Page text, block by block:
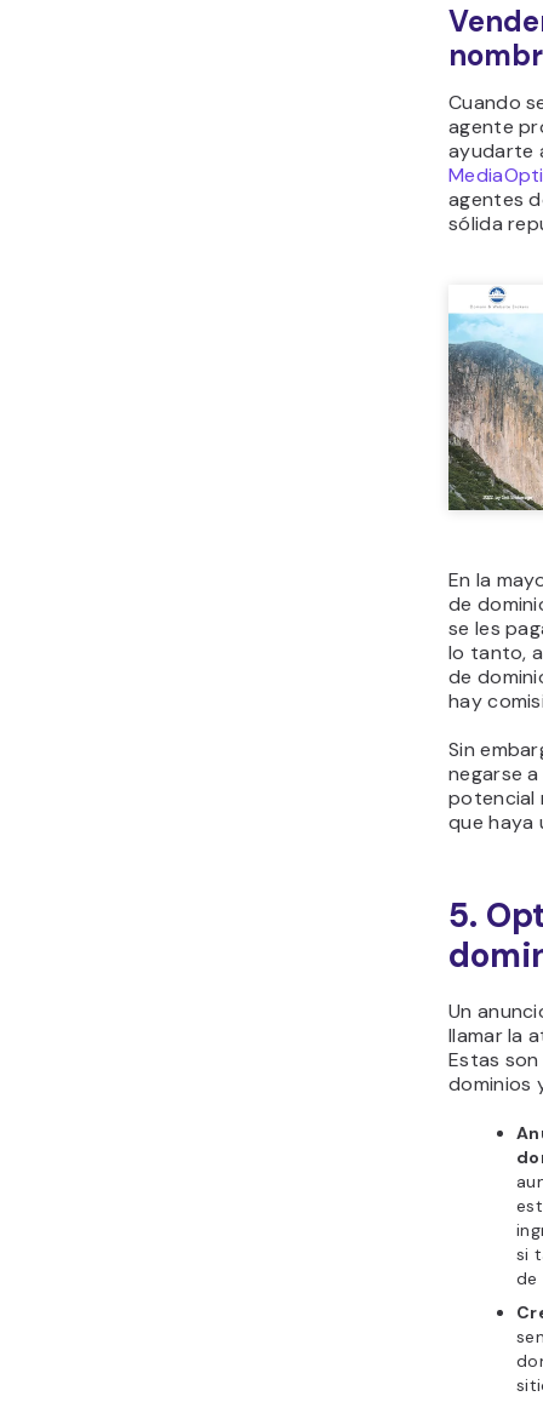
Cuando
agente
ayudarte
agentes
sólida
En la
de
se les
lo tanto,
de
hay
Sin
negarse
potencial
que haya
5.
Un
llamar la
Estas
dominios
si
de